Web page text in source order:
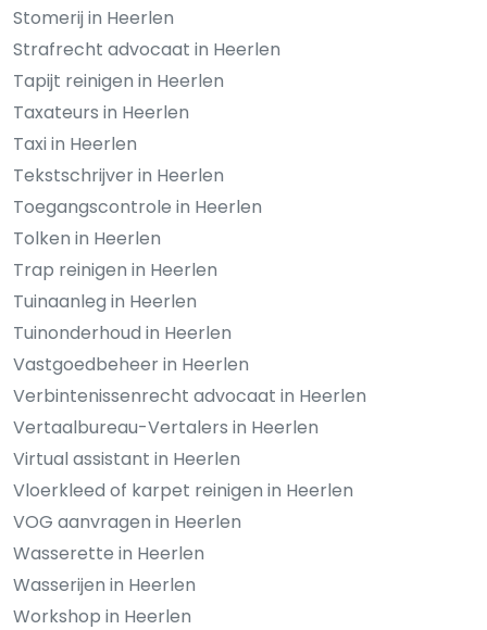
Stomerij in Heerlen
Strafrecht advocaat in Heerlen
Tapijt reinigen in Heerlen
Taxateurs in Heerlen
Taxi in Heerlen
Tekstschrijver in Heerlen
Toegangscontrole in Heerlen
Tolken in Heerlen
Trap reinigen in Heerlen
Tuinaanleg in Heerlen
Tuinonderhoud in Heerlen
Vastgoedbeheer in Heerlen
Verbintenissenrecht advocaat in Heerlen
Vertaalbureau-Vertalers in Heerlen
Virtual assistant in Heerlen
Vloerkleed of karpet reinigen in Heerlen
VOG aanvragen in Heerlen
Wasserette in Heerlen
Wasserijen in Heerlen
Workshop in Heerlen